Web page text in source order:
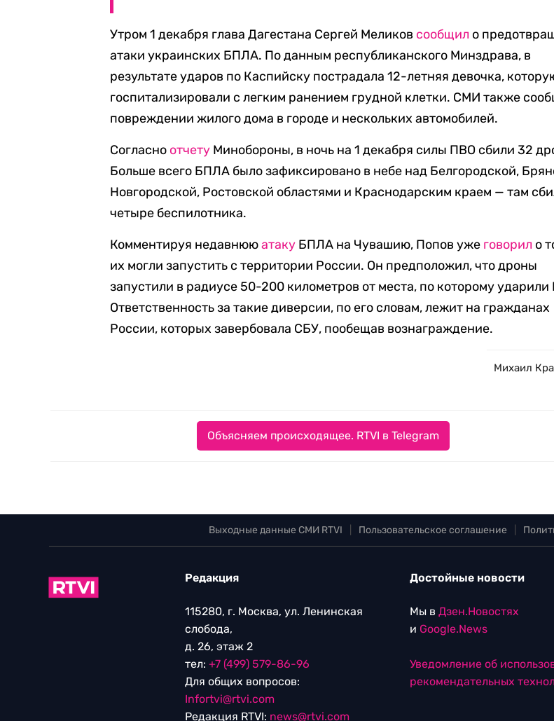
Утром 1 декабря глава Дагестана Сергей Меликов сообщил о
атаки украинских БПЛА. По данным республиканского Минздрава, в
результате ударов по Каспийску пострадала 12-летняя девочка,
госпитализировали с легким ранением грудной клетки. СМИ также
повреждении жилого дома в городе и нескольких автомобилей.
Согласно отчету Минобороны, в ночь на 1 декабря силы ПВО сбили 32
Больше всего БПЛА было зафиксировано в небе над Белгородской,
Новгородской, Ростовской областями и Краснодарским краем — там
четыре беспилотника.
Комментируя недавнююатаку БПЛА на Чувашию, Попов уже говорил о
их могли запустить с территории России. Он предположил, что дроны
запустили в радиусе 50-200 километров от места, по которому ударили
Ответственность за такие диверсии, по его словам, лежит на гражданах
России, которых завербовала СБУ, пообещав вознаграждение.
Михаил
Объясняем происходящее. RTVI в Telegram
Выходные данные СМИ RTVI Пользовательское соглашение
Редакция
115280, г. Москва, ул. Ленинская
слобода,
д. 26, этаж 2
тел: +7 (499) 579-86-96
Для общих вопросов:
Infortvi@rtvi.com
Редакция RTVI: news@rtvi.com
Достойные новости
Мы в Дзен.Новостях
и Google.News
Уведомление об
рекомендательных